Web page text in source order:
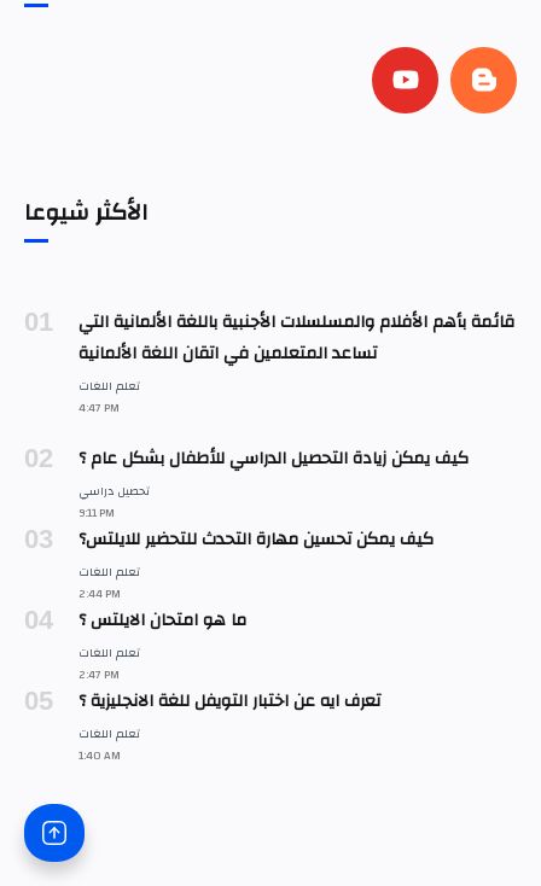
الأكثر شيوعا
قائمة بأهم الأفلام والمسلسلات الأجنبية باللغة الألمانية التي
تساعد المتعلمين في اتقان اللغة الألمانية
كيف يمكن زيادة التحصيل الدراسي للأطفال بشكل عام ؟
كيف يمكن تحسين مهارة التحدث للتحضير للايلتس؟
ما هو امتحان الايلتس ؟
تعرف ايه عن اختبار التويفل للغة الانجليزية ؟